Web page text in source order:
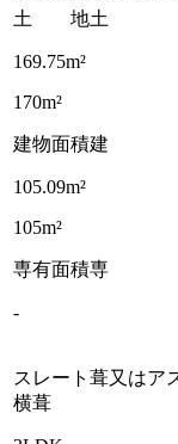
土 地土
169.75m²
170m²
建物面積建
105.09m²
105m²
専有面積専
-
スレート葺又はア
横葺